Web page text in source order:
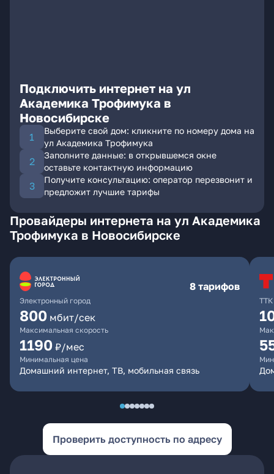
Подключить интернет на ул
Академика Трофимука в
Новосибирске
Выберите свой дом: кликните по номеру дома на
ул Академика Трофимука
Заполните данные: в открывшемся окне
оставьте контактную информацию
Получите консультацию: оператор перезвонит и
предложит лучшие тарифы
Провайдеры интернета на ул Академика
Трофимука в Новосибирске
Электронный город
8 тарифов
800 мбит/сек
Максимальная скорость
1190 ₽/мес
Минимальная цена
Домашний интернет, ТВ, мобильная связь
ТТК
Проверить доступность по адресу